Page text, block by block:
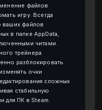
файлов
игру. Всегда
ваших файлов
в папке AppData,
читами.
трейнера
разблокировать
очки
сложных
стабильную
для ПК в Steam.